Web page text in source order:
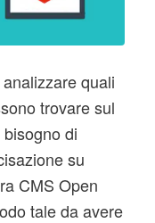
quali
trovare sul
di
su
CMS Open
tale da avere